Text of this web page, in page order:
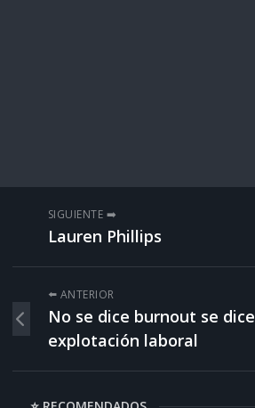
SIGUIENTE ➡️
Lauren Phillips
⬅️ ANTERIOR
No se dice burnout se dice
explotación laboral